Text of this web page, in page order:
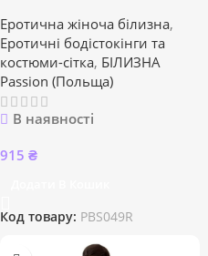
Еротична жіноча білизна,
Еротичні бодістокінги та
костюми-сітка, БІЛИЗНА
Passion (Польща)
В наявності
915 ₴
Код товару: PBS049R